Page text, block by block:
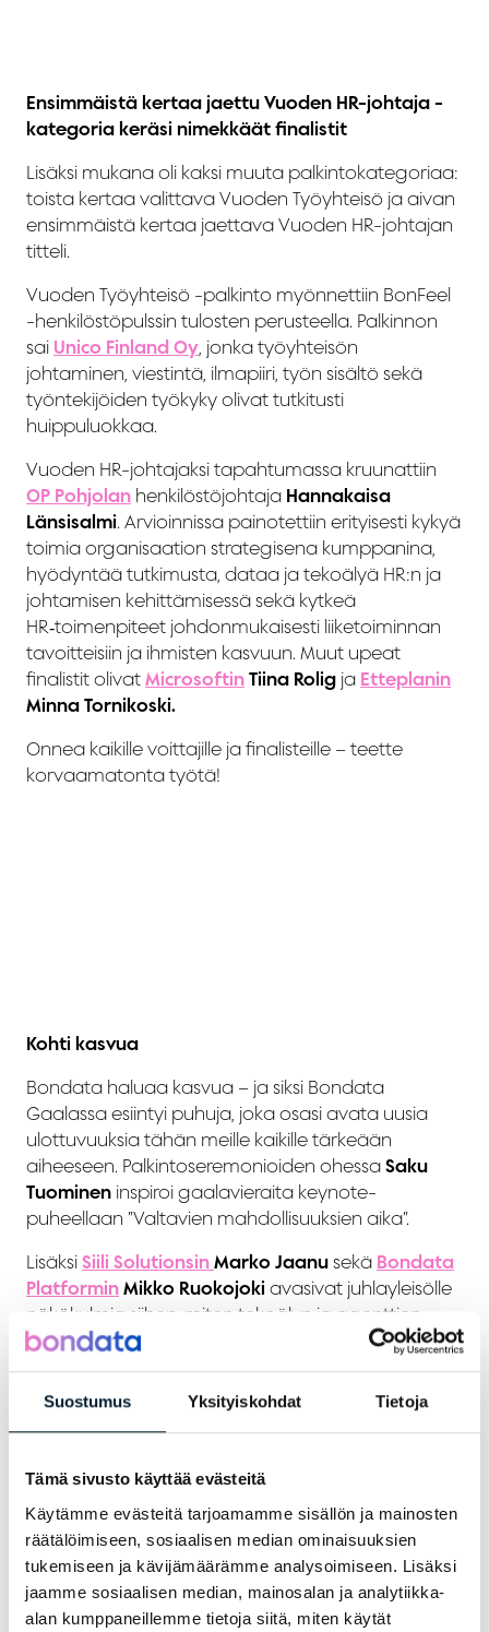
Suostumus Yksityiskohdat Tietoja
Tämä sivusto käyttää evästeitä
Käytämme evästeitä tarjoamamme sisällön ja mainosten
räätälöimiseen, sosiaalisen median ominaisuuksien
tukemiseen ja kävijämäärämme analysoimiseen. Lisäksi
jaamme sosiaalisen median, mainosalan ja analytiikka-
alan kumppaneillemme tietoja siitä, miten käytät
Ensimmäistä kertaa jaettu Vuoden HR-johtaja -
kategoria keräsi nimekkäät finalistit
Lisäksi mukana oli kaksi muuta palkintokategoriaa:
toista kertaa valittava Vuoden Työyhteisö ja aivan
ensimmäistä kertaa jaettava Vuoden HR-johtajan
titteli.
Vuoden Työyhteisö -palkinto myönnettiin BonFeel
-henkilöstöpulssin tulosten perusteella. Palkinnon
sai Unico Finland Oy, jonka työyhteisön
johtaminen, viestintä, ilmapiiri, työn sisältö sekä
työntekijöiden työkyky olivat tutkitusti
huippuluokkaa.
Vuoden HR-johtajaksi tapahtumassa kruunattiin
OP Pohjolan henkilöstöjohtaja Hannakaisa
Länsisalmi. Arvioinnissa painotettiin erityisesti kykyä
toimia organisaation strategisena kumppanina,
hyödyntää tutkimusta, dataa ja tekoälyä HR:n ja
johtamisen kehittämisessä sekä kytkeä
HR‑toimenpiteet johdonmukaisesti liiketoiminnan
tavoitteisiin ja ihmisten kasvuun. Muut upeat
finalistit olivat Microsoftin Tiina Rolig ja Etteplanin
Minna Tornikoski.
Onnea kaikille voittajille ja finalisteille – teette
korvaamatonta työtä!
Kohti kasvua
Bondata haluaa kasvua – ja siksi Bondata
Gaalassa esiintyi puhuja, joka osasi avata uusia
ulottuvuuksia tähän meille kaikille tärkeään
aiheeseen. Palkintoseremonioiden ohessa Saku
Tuominen inspiroi gaalavieraita keynote-
puheellaan ”Valtavien mahdollisuuksien aika”.
Lisäksi Siili Solutionsin Marko Jaanu sekä Bondata
Platformin Mikko Ruokojoki avasivat juhlayleisölle
näkökulmia siihen, miten tekoälyn ja agenttien
murros vie meidät kohti tulevaisuutta, jossa tieto
ohjaa konkreettista toimintaa ja muutosta
organisaatioissa.
Kiitos kaikille tämän vuoden gaalassa mukana
hyvien muistojen lisäksi tunne siitä, että tulevaisuus
on täynnä uusia mahdollisuuksia. Bondaamisiin!
Jaa artikkeli